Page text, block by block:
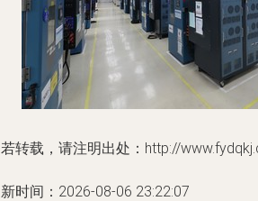
转载，请注明出处：http://
时间：2026-08-06 23:22:07